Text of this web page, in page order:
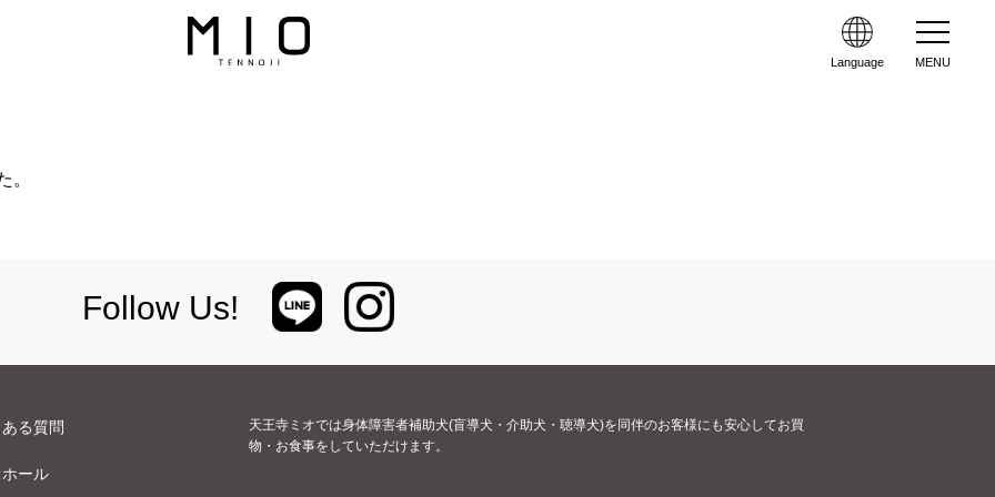
Language MENU
。
Follow Us!
る質問
ール
天王寺ミオでは身体障害者補助犬(盲導犬・介助犬・聴導犬)を同伴のお客様にも安心してお買
物・お食事をしていただけます。